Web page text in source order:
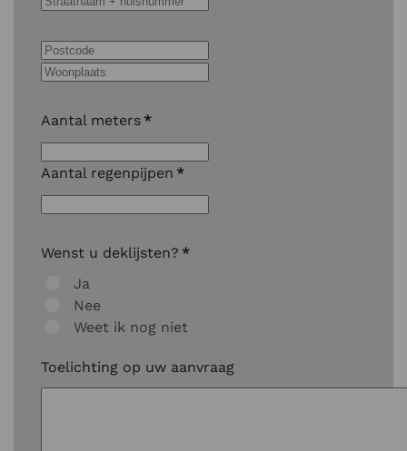
Aantal meters *
Aantal regenpijpen *
Wenst u deklijsten? *
Ja
Nee
Weet ik nog niet
Toelichting op uw aanvraag